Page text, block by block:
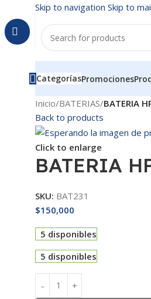
Skip to navigation Skip to
CategoríasPromociones
Inicio/BATERIAS/BATERIA
Back to products
Click to enlarge
BATERIA
SKU: BAT231
$150,000
5 disponibles
5 disponibles